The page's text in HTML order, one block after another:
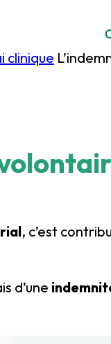
clinique
, c’est
d’une